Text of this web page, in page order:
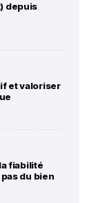
depuis
et valoriser
fiabilité
du bien